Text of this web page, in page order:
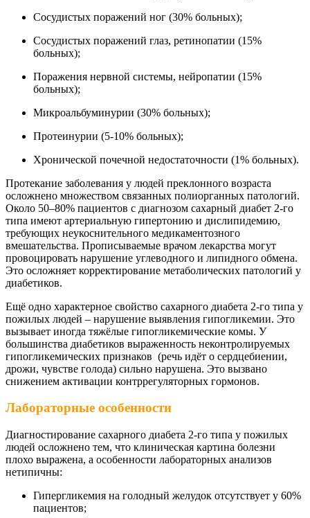
Сосудистых поражений ног (30% больных);
Сосудистых поражений глаз, ретинопатии (15%
больных);
Поражения нервной системы, нейропатии (15%
больных);
Микроальбуминурии (30% больных);
Протеинурии (5-10% больных);
Хронической почечной недостаточности (1% больных).
Протекание заболевания у людей преклонного возраста
осложнено множеством связанных полиорганных патологий.
Около 50–80% пациентов с диагнозом сахарный диабет 2-го
типа имеют артериальную гипертонию и дислипидемию,
требующих неукоснительного медикаментозного
вмешательства. Прописываемые врачом лекарства могут
провоцировать нарушение углеводного и липидного обмена.
Это осложняет корректирование метаболических патологий у
диабетиков.
Ещё одно характерное свойство сахарного диабета 2-го типа у
пожилых людей – нарушение выявления гипогликемии. Это
вызывает иногда тяжёлые гипогликемические комы. У
большинства диабетиков выраженность неконтролируемых
гипогликемических признаков (речь идёт о сердцебиении,
дрожи, чувстве голода) сильно нарушена. Это вызвано
снижением активации контррегуляторных гормонов.
Лабораторные особенности
Диагностирование сахарного диабета 2-го типа у пожилых
людей осложнено тем, что клиническая картина болезни
плохо выражена, а особенности лабораторных анализов
нетипичны:
Гипергликемия на голодный желудок отсутствует у 60%
пациентов;